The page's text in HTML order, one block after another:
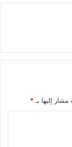
مشار إليها بـ *